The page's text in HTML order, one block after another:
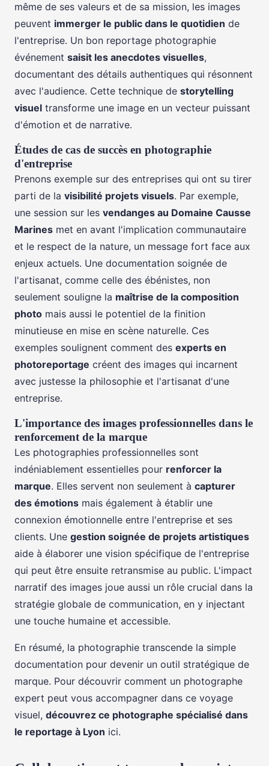
même de ses valeurs et de sa mission, les images
peuvent immerger le public dans le quotidien de
l'entreprise. Un bon reportage photographie
événement saisit les anecdotes visuelles,
documentant des détails authentiques qui résonnent
avec l'audience. Cette technique de storytelling
visuel transforme une image en un vecteur puissant
d'émotion et de narrative.
Études de cas de succès en photographie
d'entreprise
Prenons exemple sur des entreprises qui ont su tirer
parti de la visibilité projets visuels. Par exemple,
une session sur les vendanges au Domaine Causse
Marines met en avant l'implication communautaire
et le respect de la nature, un message fort face aux
enjeux actuels. Une documentation soignée de
l'artisanat, comme celle des ébénistes, non
seulement souligne la maîtrise de la composition
photo mais aussi le potentiel de la finition
minutieuse en mise en scène naturelle. Ces
exemples soulignent comment des experts en
photoreportage créent des images qui incarnent
avec justesse la philosophie et l'artisanat d'une
entreprise.
L'importance des images professionnelles dans le
renforcement de la marque
Les photographies professionnelles sont
indéniablement essentielles pour renforcer la
marque. Elles servent non seulement à capturer
des émotions mais également à établir une
connexion émotionnelle entre l'entreprise et ses
clients. Une gestion soignée de projets artistiques
aide à élaborer une vision spécifique de l'entreprise
qui peut être ensuite retransmise au public. L'impact
narratif des images joue aussi un rôle crucial dans la
stratégie globale de communication, en y injectant
une touche humaine et accessible.
En résumé, la photographie transcende la simple
documentation pour devenir un outil stratégique de
marque. Pour découvrir comment un photographe
expert peut vous accompagner dans ce voyage
visuel, découvrez ce photographe spécialisé dans
le reportage à Lyon ici.